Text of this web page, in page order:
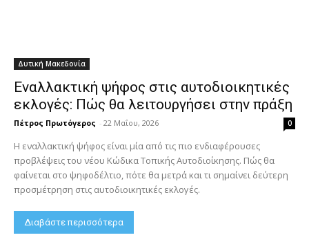
Δυτική Μακεδονία
Εναλλακτική ψήφος στις αυτοδιοικητικές
εκλογές: Πώς θα λειτουργήσει στην πράξη
Πέτρος Πρωτόγερος - 22 Μαΐου, 2026 0
Η εναλλακτική ψήφος είναι μία από τις πιο ενδιαφέρουσες
προβλέψεις του νέου Κώδικα Τοπικής Αυτοδιοίκησης. Πώς θα
φαίνεται στο ψηφοδέλτιο, πότε θα μετρά και τι σημαίνει δεύτερη
προσμέτρηση στις αυτοδιοικητικές εκλογές.
Διαβάστε περισσότερα